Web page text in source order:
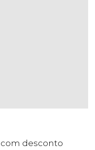
com desconto